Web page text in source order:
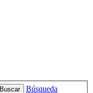
Buscar
Búsqueda